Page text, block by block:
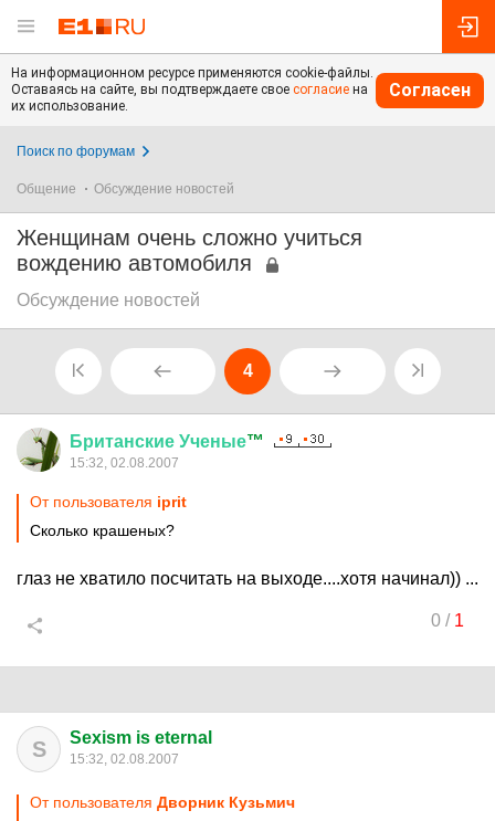
На информационном ресурсе применяются cookie-файлы.
Оставаясь на сайте, вы подтверждаете свое согласие на
их использование.
Согласен
Поиск по форумам
Общение Обсуждение новостей
Женщинам очень сложно учиться
вождению автомобиля
Обсуждение новостей
4
Британские Ученые™
15:32, 02.08.2007
От пользователя iprit
Сколько крашеных?
глаз не хватило посчитать на выходе....хотя начинал)) ...
0/ 1
S Sexism is eternal
15:32, 02.08.2007
От пользователя Дворник Кузьмич